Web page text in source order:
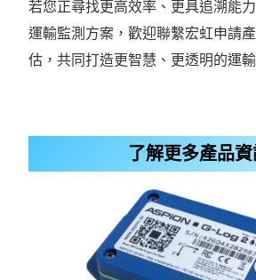
若您正尋找更高效率、更具追溯能
運輸監測方案，歡迎聯繫宏虹申請
估，共同打造更智慧、更透明的運
了解更多產品